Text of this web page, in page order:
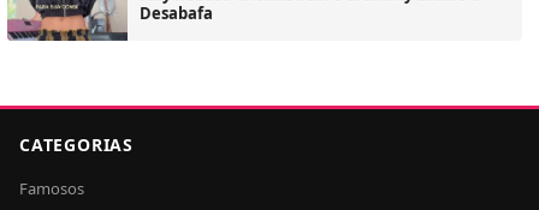
Desabafa
CATEGORIAS
Famosos